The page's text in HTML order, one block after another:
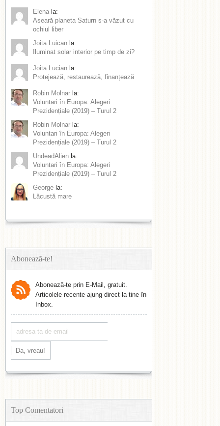
Elena la:
Aseară planeta Saturn s-a văzut cu
ochiul liber
Joita Luican la:
Iluminat solar interior pe timp de zi?
Joita Lucian la:
Protejează, restaurează, finanțează
Robin Molnar la:
Voluntari în Europa: Alegeri
Prezidențiale (2019) – Turul 2
Robin Molnar la:
Voluntari în Europa: Alegeri
Prezidențiale (2019) – Turul 2
UndeadAlien la:
Voluntari în Europa: Alegeri
Prezidențiale (2019) – Turul 2
George la:
Lăcustă mare
Abonează-te!
Abonează-te prin E-Mail, gratuit.
Articolele recente ajung direct la tine în
Inbox.
Top Comentatori